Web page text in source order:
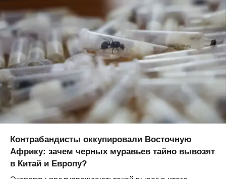
Контрабандисты оккупировали Восточную
Африку: зачем черных муравьев тайно вывозят
в Китай и Европу?